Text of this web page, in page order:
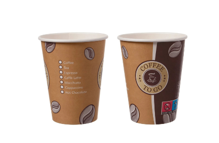
Getränke-Skala:
Integrierte Check-Boxen (Kaffee, Tee, Latte vb.)
zur schnellen Auswahl.
Material:
Stabiles Hartpapier (einwandig) mit auslaufsicherer PE-
Beschichtung.
Volumen:Erhältlich in 10 oz und 12 oz (passend für Standard-
Deckel).
Einsatzbereich:
Perfekt für Bäckereien, Kioske, Büros